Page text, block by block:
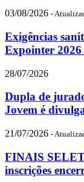
03/08/2026 -
Exigências
Expointer
28/07/2026
Dupla de
Jovem é
21/07/2026 -
FINAIS
inscrições